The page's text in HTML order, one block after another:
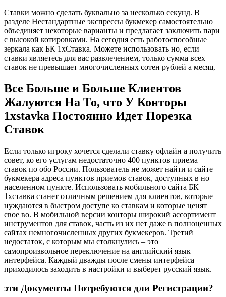
Ставки можно сделать буквально за несколько секунд. В
разделе Нестандартные экспрессы букмекер самостоятельно
объединяет некоторые варианты и предлагает заключить пари
с высокой котировками. На сегодня есть работоспособные
зеркала как БК 1хСтавка. Можете использовать но, если
ставки являетесь для вас развлечением, только сумма всех
ставок не превышает многочисленных сотен рублей а месяц.
Все Больше и Больше Клиентов
Жалуются На То, что У Конторы
1xstavka Постоянно Идет Порезка
Ставок
Если только игроку хочется сделали ставку офлайн а получить
совет, ко его услугам недостаточно 400 пунктов приема
ставок по обо России. Пользователь не может найти и сайте
букмекера адреса пунктов приемов ставок, доступных в но
населенном пункте. Использовать мобильного сайта БК
1хставка станет отличным решением для клиентов, которые
нуждаются в быстром доступе ко ставкам и которые ценят
свое во. В мобильной версии конторы широкий ассортимент
инструментов для ставок, часть из их нет даже в полноценных
сайтах немногочисленных других букмекеров. Третий
недостаток, с которым мы столкнулись – это
самопроизвольное переключение на английский язык
интерфейса. Каждый дважды после смены интерфейса
приходилось заходить в настройки и выберет русский язык.
эти Документы Потребуются дли Регистрации?